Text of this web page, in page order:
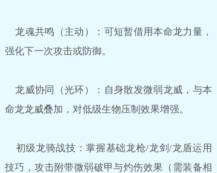
龙魂共鸣（主动）：可短暂借用本命龙力量，
强化下一次攻击或防御。
龙威协同（光环）：自身散发微弱龙威，与本
命龙龙威叠加，对低级生物压制效果增强。
初级龙骑战技：掌握基础龙枪/龙剑/龙盾运用
技巧，攻击附带微弱破甲与灼伤效果（需装备相